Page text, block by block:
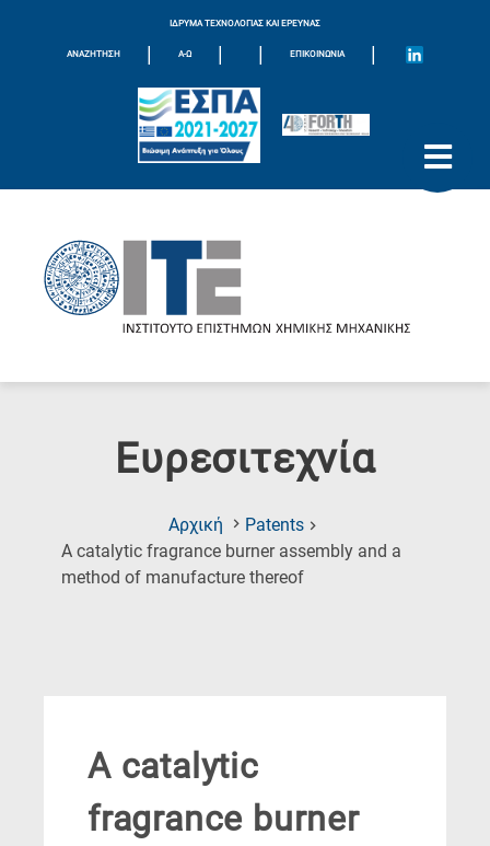
ΙΔΡΥΜΑ ΤΕΧΝΟΛΟΓΙΑΣ ΚΑΙ ΕΡΕΥΝΑΣ
ΑΝΑΖΗΤΗΣΗ | Α-Ω | | ΕΠΙΚΟΙΝΩΝΊΑ |
Ευρεσιτεχνία
Αρχική
Patents
A catalytic fragrance burner assembly and a
method of manufacture thereof(Current
A catalytic
fragrance burner